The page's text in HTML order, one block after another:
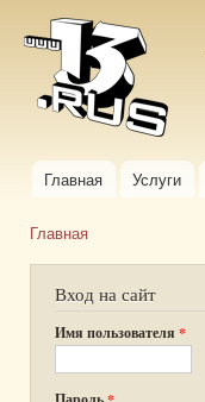
Главное меню
Главная Услуги
Главная
Вход на сайт
Имя пользователя *